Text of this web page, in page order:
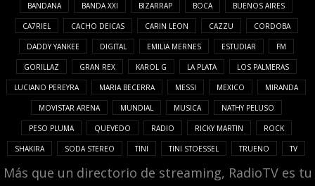
BANDANA BANDA XXI BIZARRAP BOCA BUENOS AIRES
CA7RIEL CACHO DEICAS CARIN LEON CAZZU CORDOBA
DADDY YANKEE DIGITAL EMILIA MERNES ESTUDIAR FM
GORILLAZ GRAN REX KAROL G LA PLATA LOS PALMERAS
LUCIANO PEREYRA MARIA BECERRA MESSI MEXICO MIRANDA
MOVISTAR ARENA MUNDIAL MUSICA NATHY PELUSO
PESO PLUMA QUEVEDO RADIO RICKY MARTIN ROCK
SHAKIRA SODA STEREO TINI TINI STOESSEL TRUENO TV
Más que un directorio de streaming, RadioTV es tu